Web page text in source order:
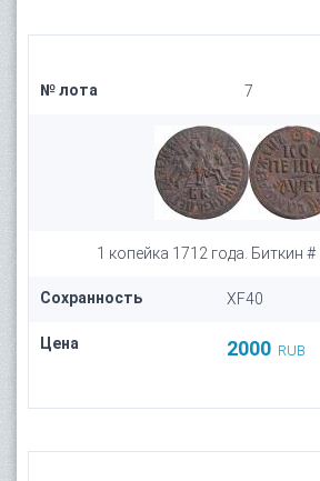
№ лота 7
1 копейка 1712 года. Биткин #
Сохранность XF40
Цена 2000 RUB